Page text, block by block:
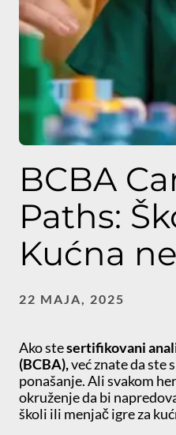
BCBA
Paths:
Kućna
22 MAJA, 2025
Ako stesertifikovani
(BCBA),već znate da ste
ponašanje. Ali svakom
okruženje da bi
školi ili menjač igre za